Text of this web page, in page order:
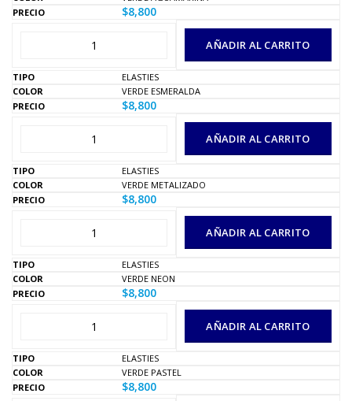
$8,800
AÑADIR AL CARRITO
ELASTIES
VERDE ESMERALDA
$8,800
AÑADIR AL CARRITO
ELASTIES
VERDE METALIZADO
$8,800
AÑADIR AL CARRITO
ELASTIES
VERDE NEON
$8,800
AÑADIR AL CARRITO
ELASTIES
VERDE PASTEL
$8,800